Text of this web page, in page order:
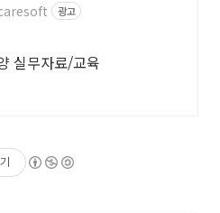
광고
실무자료/교육